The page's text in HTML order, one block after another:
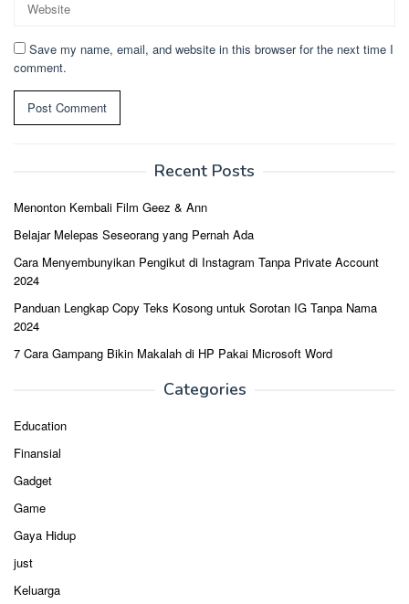
Save my name, email, and website in this browser for the next time I
comment.
Recent Posts
Menonton Kembali Film Geez & Ann
Belajar Melepas Seseorang yang Pernah Ada
Cara Menyembunyikan Pengikut di Instagram Tanpa Private Account
2024
Panduan Lengkap Copy Teks Kosong untuk Sorotan IG Tanpa Nama
2024
7 Cara Gampang Bikin Makalah di HP Pakai Microsoft Word
Categories
Education
Finansial
Gadget
Game
Gaya Hidup
just
Keluarga